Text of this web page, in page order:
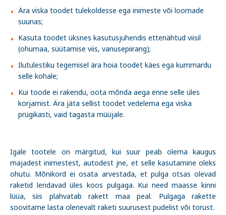
Ära viska toodet tulekoldesse ega inimeste või loomade
suunas;
Kasuta toodet üksnes kasutusjuhendis ettenähtud viisil
(ohumaa, süütamise viis, vanusepiirang);
Ilutulestiku tegemisel ära hoia toodet käes ega kummardu
selle kohale;
Kui toode ei rakendu, oota mõnda aega enne selle üles
korjamist. Ära jäta sellist toodet vedelema ega viska
prügikasti, vaid tagasta müüjale.
Igale tootele on märgitud, kui suur peab olema kaugus
majadest inimestest, autodest jne, et selle kasutamine oleks
ohutu. Mõnikord ei osata arvestada, et pulga otsas olevad
raketid lendavad üles koos pulgaga. Kui need maasse kinni
lüüa, siis plahvatab rakett maa peal. Pulgaga rakette
soovitame lasta olenevalt raketi suurusest pudelist või torust.